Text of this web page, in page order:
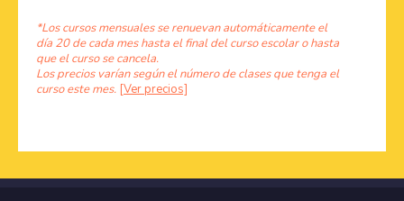
*Los cursos mensuales se renuevan automáticamente el
día 20 de cada mes hasta el final del curso escolar o hasta
que el curso se cancela.
Los precios varían según el número de clases que tenga el
curso este mes. [Ver precios]